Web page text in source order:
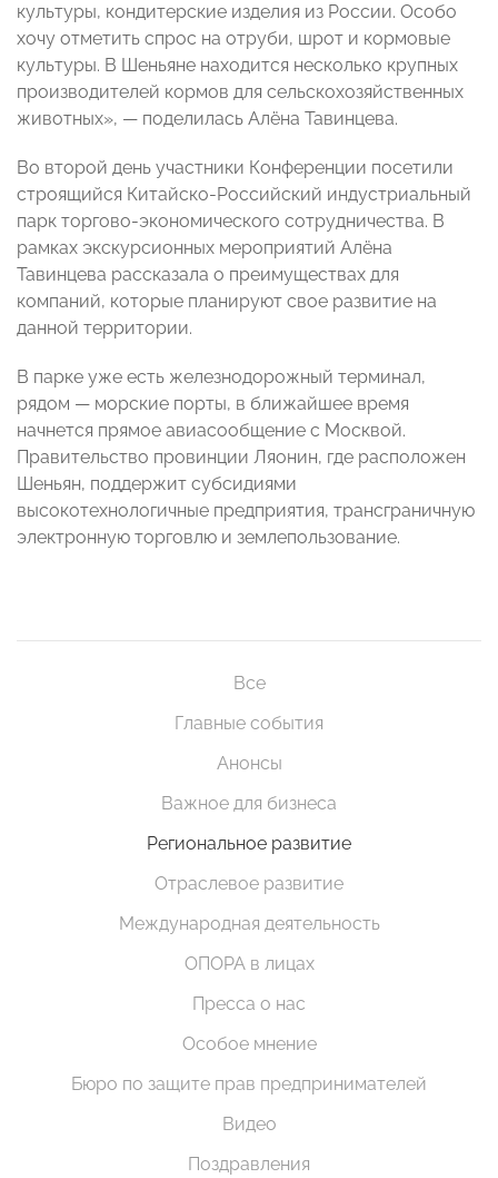
культуры, кондитерские изделия из России. Особо
хочу отметить спрос на отруби, шрот и кормовые
культуры. В Шеньяне находится несколько крупных
производителей кормов для сельскохозяйственных
животных», — поделилась Алёна Тавинцева.
Во второй день участники Конференции посетили
строящийся Китайско-Российский индустриальный
парк торгово-экономического сотрудничества. В
рамках экскурсионных мероприятий Алёна
Тавинцева рассказала о преимуществах для
компаний, которые планируют свое развитие на
данной территории.
В парке уже есть железнодорожный терминал,
рядом — морские порты, в ближайшее время
начнется прямое авиасообщение с Москвой.
Правительство провинции Ляонин, где расположен
Шеньян, поддержит субсидиями
высокотехнологичные предприятия, трансграничную
электронную торговлю и землепользование.
Все
Главные события
Анонсы
Важное для бизнеса
Региональное развитие
Отраслевое развитие
Международная деятельность
ОПОРА в лицах
Пресса о нас
Особое мнение
Бюро по защите прав предпринимателей
Видео
Поздравления